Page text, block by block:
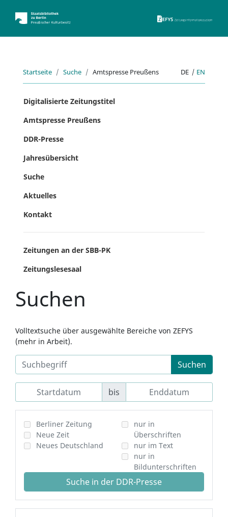
Startseite Suche Amtspresse Preußens DE | EN
Digitalisierte Zeitungstitel
Amtspresse Preußens
DDR-Presse
Jahresübersicht
Suche
Aktuelles
Kontakt
Zeitungen an der SBB-PK
Zeitungslesesaal
Suchen
Volltextsuche über ausgewählte Bereiche von ZEFYS
(mehr in Arbeit).
Suchen
bis
Berliner Zeitung
Neue Zeit
Neues Deutschland
nur in
Überschriften
nur im Text
nur in
Bildunterschriften
Suche in der DDR-Presse